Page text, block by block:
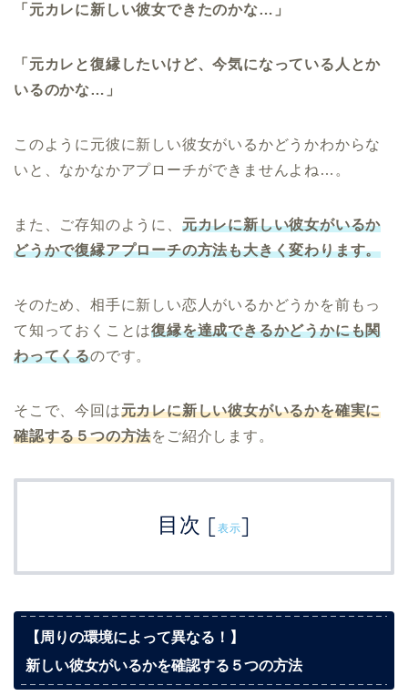
「元カレに新しい彼女できたのかな…」
「元カレと復縁したいけど、今気になっている人とか
いるのかな…」
このように元彼に新しい彼女がいるかどうかわからな
いと、なかなかアプローチができませんよね…。
また、ご存知のように、 元カレに新しい彼女がいるか
どうかで復縁アプローチの方法も大きく変わります。
そのため、相手に新しい恋人がいるかどうかを前もっ
て知っておくことは復縁を達成できるかどうかにも関
わってくるのです。
そこで、今回は元カレに新しい彼女がいるかを確実に
確認する５つの方法をご紹介します。
目次 [表示]
【周りの環境によって異なる！】
新しい彼女がいるかを確認する５つの方法